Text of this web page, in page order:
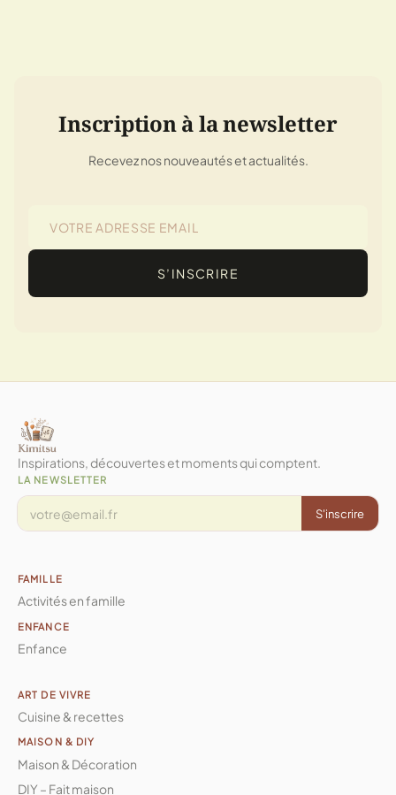
Inscription à la newsletter
Recevez nos nouveautés et actualités.
S’INSCRIRE
Inspirations, découvertes et moments qui comptent.
LA NEWSLETTER
S'inscrire
FAMILLE
Activités en famille
ENFANCE
Enfance
ART DE VIVRE
Cuisine & recettes
MAISON & DIY
Maison & Décoration
DIY – Fait maison